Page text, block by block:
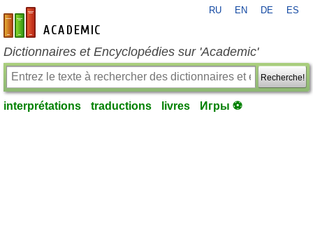
fr-academic.com
RU EN DE ES
Dictionnaires et Encyclopédies sur 'Academic'
Recherche!
interprétations traductions livres Игры ⚽